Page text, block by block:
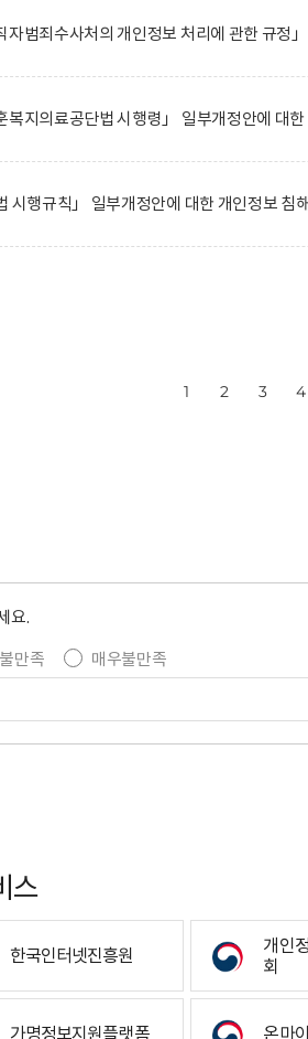
자범죄수사처의 개인정보 처리에 관한 규정
복지의료공단법 시행령」 일부개정안에 대
시행규칙」 일부개정안에 대한 개인정보 침
1 2 3 4
요.
불만족
매우불만족
스
한국인터넷진흥원
개인
회
가명정보지원플랫폼 온마